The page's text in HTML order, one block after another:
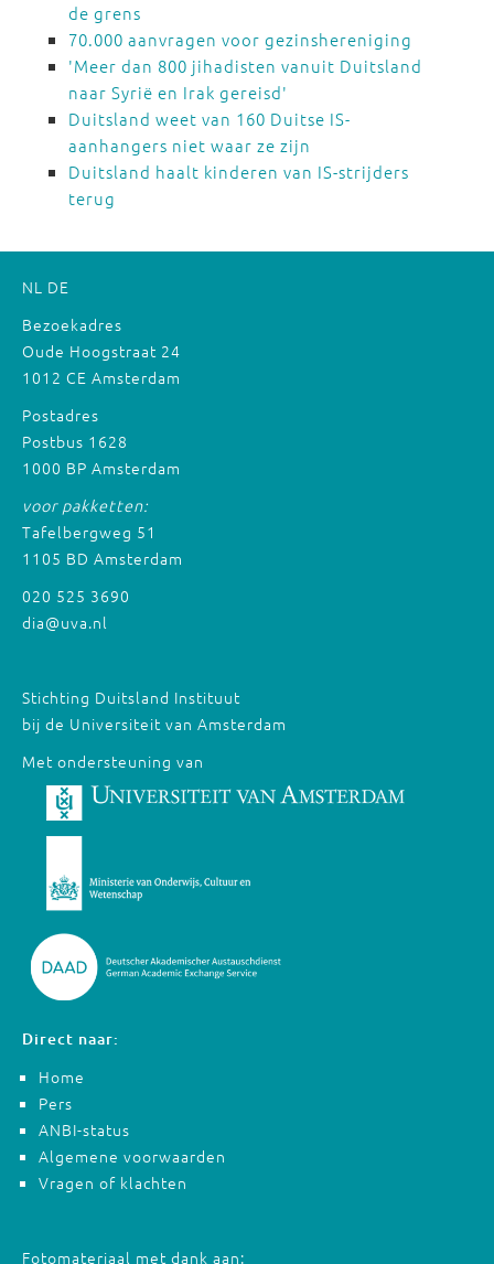
de grens
70.000 aanvragen voor gezinshereniging
'Meer dan 800 jihadisten vanuit Duitsland
naar Syrië en Irak gereisd'
Duitsland weet van 160 Duitse IS-
aanhangers niet waar ze zijn
Duitsland haalt kinderen van IS-strijders
terug
NL DE
Bezoekadres
Oude Hoogstraat 24
1012 CE Amsterdam
Postadres
Postbus 1628
1000 BP Amsterdam
voor pakketten:
Tafelbergweg 51
1105 BD Amsterdam
020 525 3690
dia@uva.nl
Stichting Duitsland Instituut
bij de Universiteit van Amsterdam
Met ondersteuning van
Direct naar:
Home
Pers
ANBI-status
Algemene voorwaarden
Vragen of klachten
Fotomateriaal met dank aan: